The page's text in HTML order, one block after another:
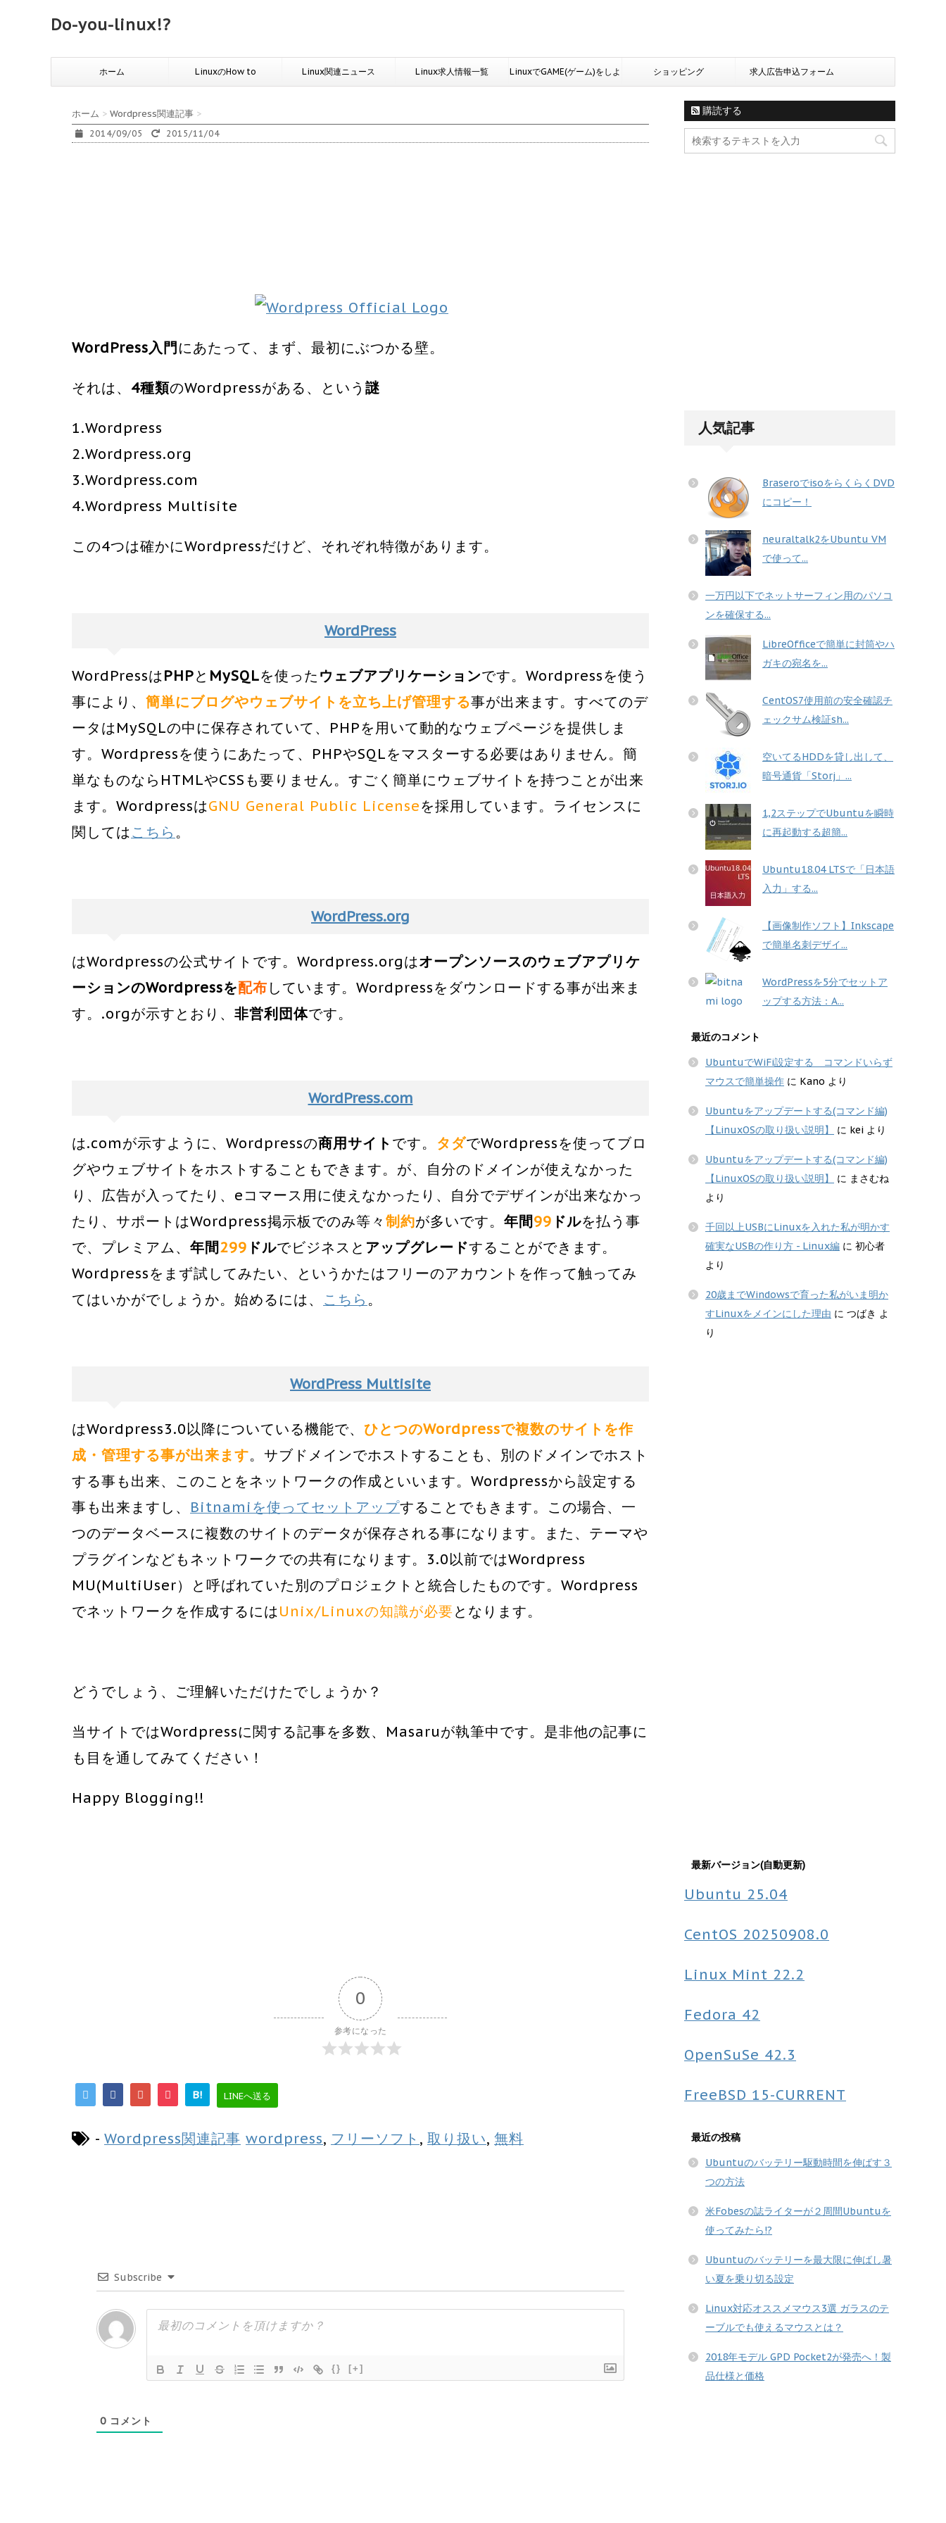
Do-you-linux!?
ホーム LinuxのHow to Linux関連ニュース Linux求人情報一覧 LinuxでGAME(ゲーム)をしよ ショッピング 求人広告申込フォーム
ホーム > Wordpress関連記事 >
2014/09/05 2015/11/04
WordPress入門にあたって、まず、最初にぶつかる壁。
それは、 4種類のWordpressがある、という 謎
1.Wordpress
2.Wordpress.org
3.Wordpress.com
4.Wordpress Multisite
この4つは確かにWordpressだけど、それぞれ特徴があります。
WordPress
WordPressはPHPと MySQLを使った ウェブアプリケーションです。Wordpressを使う
事により、 簡単にブログやウェブサイトを立ち上げ管理する事が出来ます。すべてのデ
ータはMySQLの中に保存されていて、PHPを用いて動的なウェブページを提供しま
す。Wordpressを使うにあたって、PHPやSQLをマスターする必要はありません。簡
単なものならHTMLやCSSも要りません。すごく簡単にウェブサイトを持つことが出来
ます。WordpressはGNU General Public Licenseを採用しています。ライセンスに
関してはこちら 。
WordPress.org
はWordpressの公式サイトです。Wordpress.orgはオープンソースのウェブアプリケ
ーションのWordpressを配布 しています。Wordpressをダウンロードする事が出来ま
す。.orgが示すとおり、 非営利団体です。
WordPress.com
は.comが示すように、Wordpressの商用サイト です。 タダでWordpressを使ってブロ
グやウェブサイトをホストすることもできます。が、自分のドメインが使えなかった
り、広告が入ってたり、eコマース用に使えなかったり、自分でデザインが出来なかっ
たり、サポートはWordpress掲示板でのみ等々 制約が多いです。 年間99 ドルを払う事
で、プレミアム、 年間299 ドルでビジネスと アップグレードすることができます。
Wordpressをまず試してみたい、というかたはフリーのアカウントを作って触ってみ
てはいかがでしょうか。始めるには、 こちら 。
WordPress Multisite
はWordpress3.0以降についている機能で、 ひとつのWordpressで複数のサイトを作
成・管理する事が出来ます。サブドメインでホストすることも、別のドメインでホスト
する事も出来、このことをネットワークの作成といいます。Wordpressから設定する
事も出来ますし、 Bitnamiを使ってセットアップすることでもきます。この場合、一
つのデータベースに複数のサイトのデータが保存される事になります。また、テーマや
プラグインなどもネットワークでの共有になります。3.0以前ではWordpress
MU(MultiUser）と呼ばれていた別のプロジェクトと統合したものです。Wordpress
でネットワークを作成するにはUnix/Linuxの知識が必要となります。
どうでしょう、ご理解いただけたでしょうか？
当サイトではWordpressに関する記事を多数、Masaruが執筆中です。是非他の記事に
も目を通してみてください！
Happy Blogging!!
0
参考になった
B! LINEへ送る
- Wordpress関連記事 wordpress, フリーソフト , 取り扱い, 無料
Subscribe
{} [+]
0 コメント
購読する
人気記事
BraseroでisoをらくらくDVD
にコピー！
neuraltalk2をUbuntu VM
で使って...
一万円以下でネットサーフィン用のパソコ
ンを確保する...
LibreOfficeで簡単に封筒やハ
ガキの宛名を...
CentOS7使用前の安全確認チ
ェックサム検証sh...
空いてるHDDを貸し出して、
暗号通貨「Storj」...
1,2ステップでUbuntuを瞬時
に再起動する超簡...
Ubuntu18.04 LTSで「日本語
入力」する...
【画像制作ソフト】Inkscape
で簡単名刺デザイ...
WordPressを5分でセットア
ップする方法：A...
最近のコメント
UbuntuでWiFi設定する コマンドいらず
マウスで簡単操作 に Kano より
Ubuntuをアップデートする(コマンド編)
【LinuxOSの取り扱い説明】
に kei より
Ubuntuをアップデートする(コマンド編)
【LinuxOSの取り扱い説明】
に まさむね
より
千回以上USBにLinuxを入れた私が明かす
確実なUSBの作り方 - Linux編 に 初心者
より
20歳までWindowsで育った私がいま明か
すLinuxをメインにした理由 に つばき よ
り
最新バージョン(自動更新)
Ubuntu 25.04
CentOS 20250908.0
Linux Mint 22.2
Fedora 42
OpenSuSe 42.3
FreeBSD 15-CURRENT
最近の投稿
Ubuntuのバッテリー駆動時間を伸ばす３
つの方法
米Fobesの誌ライターが２周間Ubuntuを
使ってみたら!?
Ubuntuのバッテリーを最大限に伸ばし暑
い夏を乗り切る設定
Linux対応オススメマウス3選 ガラスのテ
ーブルでも使えるマウスとは？
2018年モデル GPD Pocket2が発売へ！製
品仕様と価格